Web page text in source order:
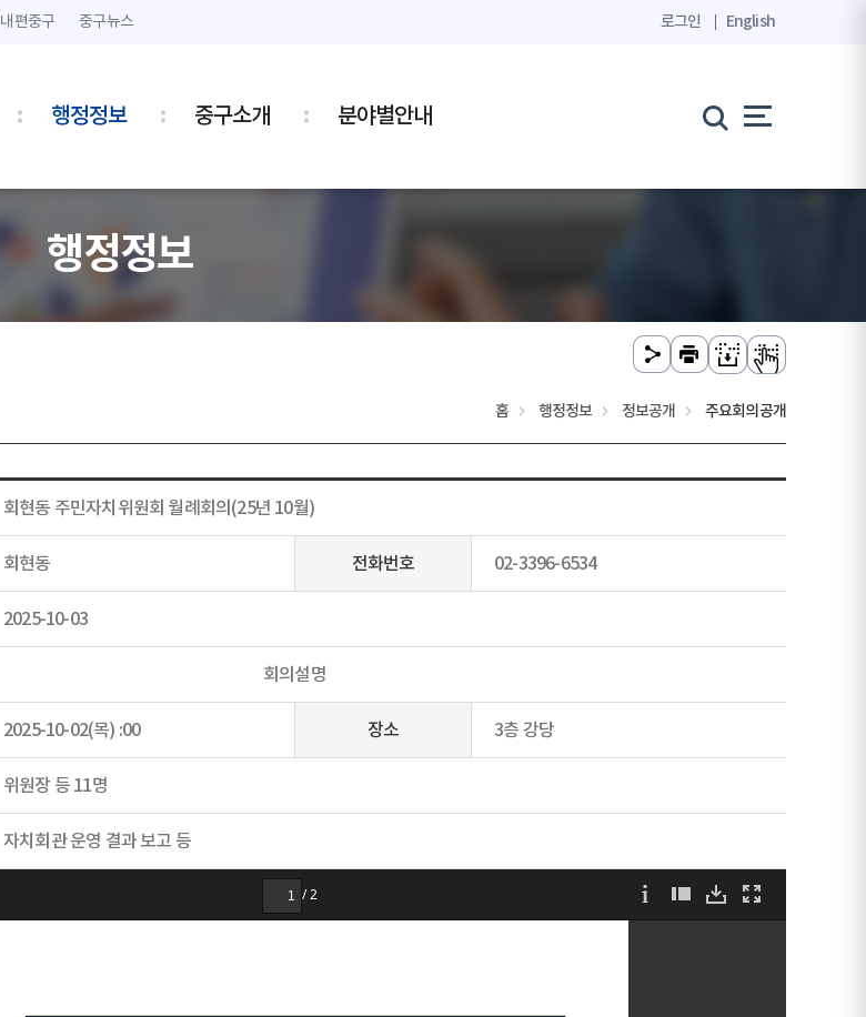
내편중구 중구뉴스 로그인 English
행정정보 중구소개 분야별안내
행정정보
홈 행정정보 정보공개 주요회의공개
회현동 주민자치위원회 월례회의(25년 10월)
회현동 전화번호 02-3396-6534
2025-10-03
회의설명
2025-10-02(목) :00 장소 3층 강당
위원장 등 11명
자치회관 운영 결과 보고 등